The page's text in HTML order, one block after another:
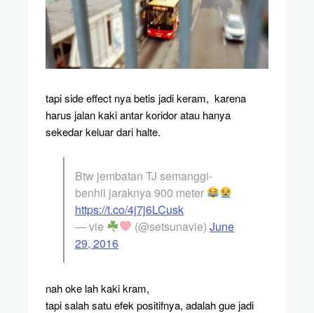
tapi side effect nya betis jadi keram, karena
harus jalan kaki antar koridor atau hanya
sekedar keluar dari halte.
Btw jembatan TJ semanggi-
benhil jaraknya 900 meter
https://t.co/4j7j6LCusk
— vie
(@setsunavie)June
29, 2016
nah oke lah kaki kram,
tapi salah satu efek positifnya, adalah gue jadi